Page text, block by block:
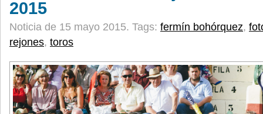
2015
Noticia de 15 mayo 2015. Tags: fermín bohórquez,
rejones, toros